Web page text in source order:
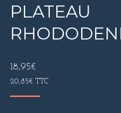
PLATEAU
18,95€
20,85€ TTC